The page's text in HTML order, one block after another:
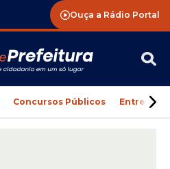
Ouça a Rádio Portal
Concursos Públicos